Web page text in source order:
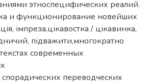
этноспецифических реалий.
и функционирование новейших
імпреза,цікавостка / цікавинка,
підважити,многократно
современных
переводческих